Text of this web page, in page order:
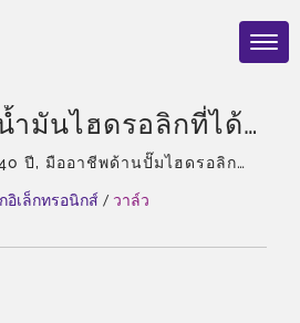
ำมันไฮดรอลิกที่ได้
าก EMC, ISO 9001
ยอมรับระดับโลก
ปี, มืออาชีพด้านปั๊มไฮดรอลิก
ายแต่เพียงผู้เดียวของ Eckerle
อิเล็กทรอนิกส์ / วาล์ว